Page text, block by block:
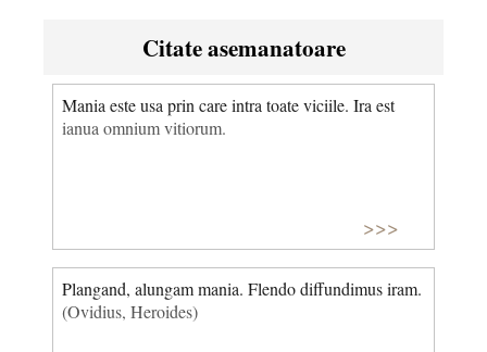
Citate asemanatoare
Mania este usa prin care intra toate viciile. Ira est
ianua omnium vitiorum.
>>>
Plangand, alungam mania. Flendo diffundimus iram.
(Ovidius, Heroides)